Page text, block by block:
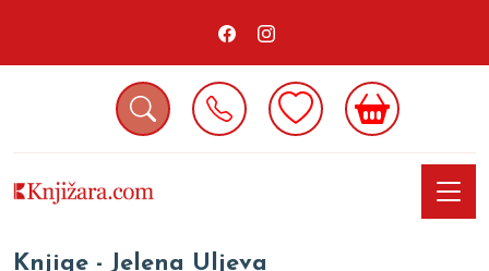
Knjige - Jelena Uljeva